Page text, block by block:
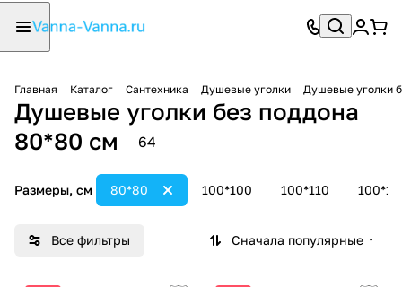
Главная Каталог Сантехника Душевые уголки Душевые уголки
Душевые уголки без поддона
80*80 см
64
Размеры, см 100*100 100*110
80*80
Все фильтры Сначала популярные